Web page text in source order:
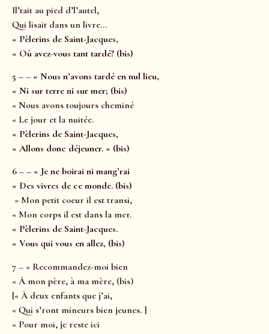
Il’tait au pied d’l’autel,
Qui lisait dans un livre…
« Pèlerins de Saint-Jacques,
« Où avez-vous tant tardé? (bis)
5 – – « Nous n’avons tardé en nul lieu,
« Ni sur terre ni sur mer; (bis)
« Nous avons toujours cheminé
« Le jour et la nuitée.
« Pèlerins de Saint-Jacques,
« Allons donc déjeuner. » (bis)
6 – – « Je ne boirai ni mang’rai
« Des vivres de ce monde. (bis)
» Mon petit coeur il est transi,
« Mon corps il est dans la mer.
« Pèlerins de Saint-Jacques.
« Vous qui vous en allez, (bis)
7 – « Recommandez-moi bien
« À mon père, à ma mère, (bis)
[« À deux enfants que j’ai,
« Qui s’ront mineurs bien jeunes. ]
« Pour moi, je reste ici